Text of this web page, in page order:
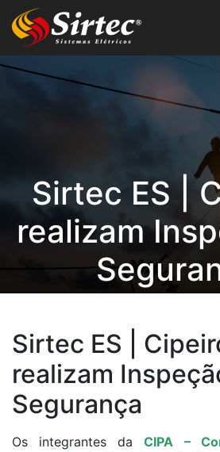
Sirtec ES |
realizam
Sirtec ES |
realizam
Segurança
Os integrantes daCIPA –